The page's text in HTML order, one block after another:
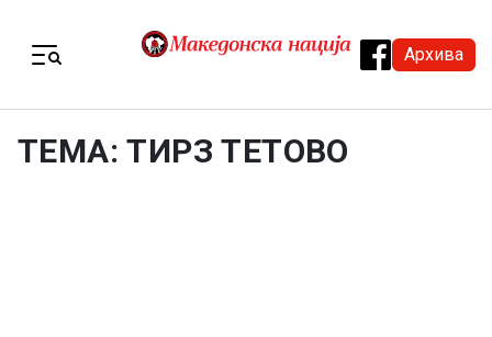
Архива
ТЕМА: ТИРЗ ТЕТОВО